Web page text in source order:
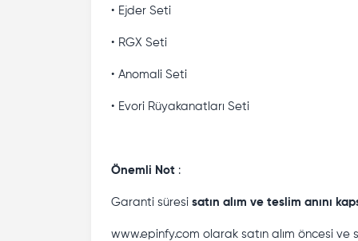
• Ejder Seti
• RGX Seti
• Anomali Seti
• Evori Rüyakanatları Seti
Önemli Not :
Garanti süresi satın alım ve teslim anını
www.epinfy.com olarak satın alım öncesi ve